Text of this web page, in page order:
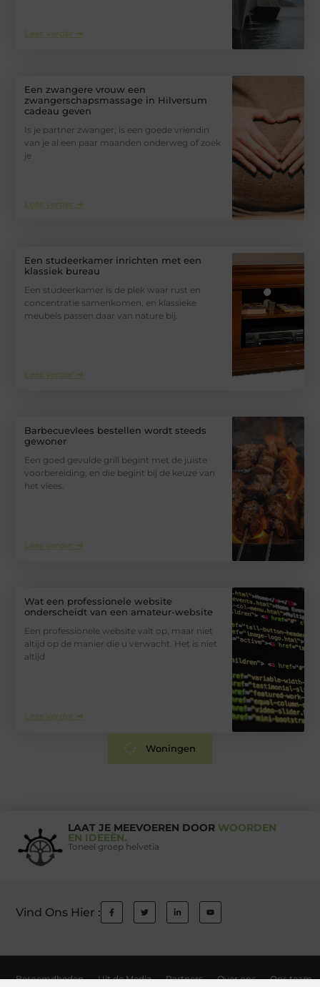
Lees verder ➜
Een zwangere vrouw een
zwangerschapsmassage in Hilversum
cadeau geven
Is je partner zwanger, is een goede vriendin
van je al een paar maanden onderweg of zoek
je
Lees verder ➜
Een studeerkamer inrichten met een
klassiek bureau
Een studeerkamer is de plek waar rust en
concentratie samenkomen, en klassieke
meubels passen daar van nature bij.
Lees verder ➜
Barbecuevlees bestellen wordt steeds
gewoner
Een goed gevulde grill begint met de juiste
voorbereiding, en die begint bij de keuze van
het vlees.
Lees verder ➜
Wat een professionele website
onderscheidt van een amateur-website
Een professionele website valt op, maar niet
altijd op de manier die u verwacht. Het is niet
altijd
Lees verder ➜
Woningen
LAAT JE MEEVOEREN DOOR WOORDEN
EN IDEEËN.
Toneel groep helvetia
Vind Ons Hier :
Beroemdheden Uit de Media Partners Over ons Ons team